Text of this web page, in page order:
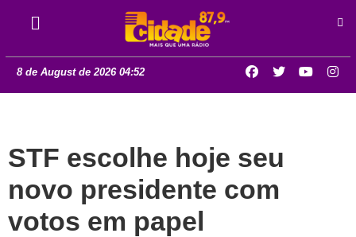
8 de August de 2026 04:52
STF escolhe hoje seu
novo presidente com
votos em papel